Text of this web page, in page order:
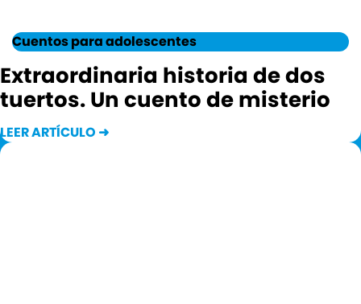
Cuentos para adolescentes
Extraordinaria historia de dos
tuertos. Un cuento de misterio
LEER ARTÍCULO ➜